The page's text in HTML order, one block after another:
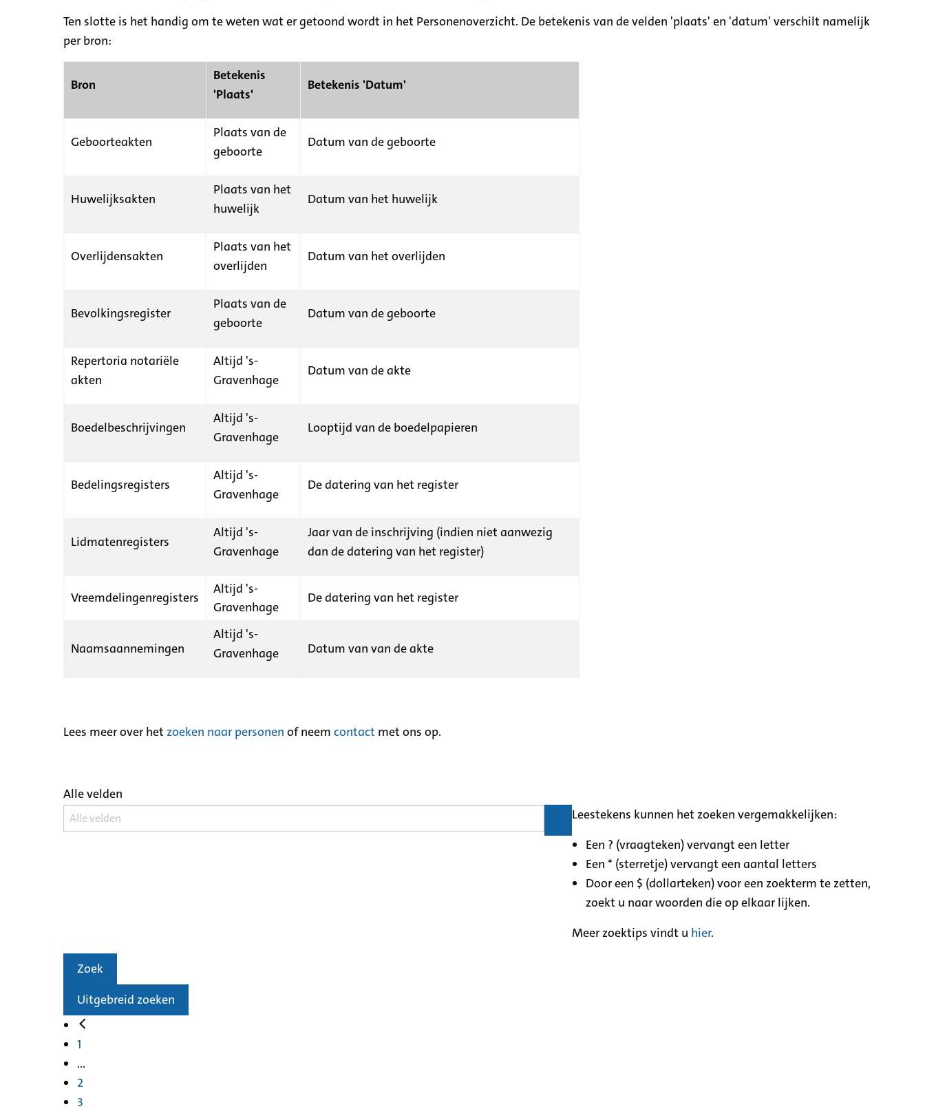
Ten slotte is het handig om te weten wat er getoond wordt in het Personenoverzicht. De betekenis van de velden 'plaats' en 'datum' verschilt namelijk
per bron:
Bron
Betekenis
'Plaats'
Betekenis 'Datum'
Geboorteakten
Plaats van de
geboorte
Datum van de geboorte
Huwelijksakten
Plaats van het
huwelijk
Datum van het huwelijk
Overlijdensakten
Plaats van het
overlijden
Datum van het overlijden
Bevolkingsregister
Plaats van de
geboorte
Datum van de geboorte
Repertoria notariële
akten
Altijd 's-
Gravenhage
Datum van de akte
Boedelbeschrijvingen
Altijd 's-
Gravenhage
Looptijd van de boedelpapieren
Bedelingsregisters
Altijd 's-
Gravenhage
De datering van het register
Lidmatenregisters
Altijd 's-
Gravenhage
Jaar van de inschrijving (indien niet aanwezig
dan de datering van het register)
Vreemdelingenregisters
Altijd 's-
Gravenhage
De datering van het register
Naamsaannemingen
Altijd 's-
Gravenhage
Datum van van de akte
Lees meer over het zoeken naar personen of neem contact met ons op.
Alle velden
Leestekens kunnen het zoeken vergemakkelijken:
Een ? (vraagteken) vervangt een letter
Een * (sterretje) vervangt een aantal letters
Door een $ (dollarteken) voor een zoekterm te zetten,
zoekt u naar woorden die op elkaar lijken.
Meer zoektips vindt u hier.
Zoek
Uitgebreid zoeken
1
...
2
3